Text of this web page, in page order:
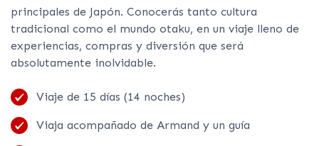
principales de Japón. Conocerás tanto cultura
tradicional como el mundo otaku, en un viaje lleno de
experiencias, compras y diversión que será
absolutamente inolvidable.
Viaje de 15 días (14 noches)
Viaja acompañado de Armand y un guía